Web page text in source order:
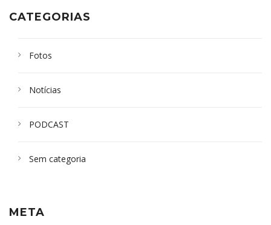
CATEGORIAS
Fotos
Notícias
PODCAST
Sem categoria
META